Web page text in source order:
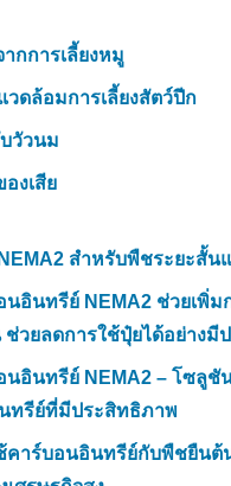
กการเลี้ยงหมู
ดล้อมการเลี้ยงสัตว์ปีก
วัวนม
งเสีย
สำหรับพืชระยะสั้น
อินทรีย์ NEMA2 ช่วยเพิ่ม
ช่วยลดการใช้ปุ๋ยได้อย่างมี
อินทรีย์ NEMA2 – โซลูชั
ทรีย์ที่มีประสิทธิภาพ
คาร์บอนอินทรีย์กับพืชยืนต้